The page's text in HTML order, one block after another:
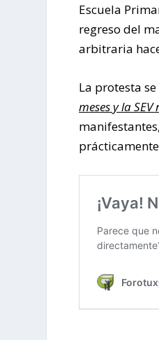
Escuela
regreso del
arbitraria
La protesta
meses y la